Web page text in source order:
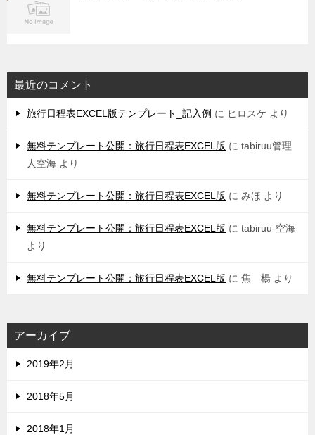
最近のコメント
旅行日程表EXCEL版テンプレート_記入例 に ヒロスケ より
無料テンプレート公開：旅行日程表EXCEL版 に tabiruu管理
人空海 より
無料テンプレート公開：旅行日程表EXCEL版 に みほ より
無料テンプレート公開：旅行日程表EXCEL版 に tabiruu-空海
より
無料テンプレート公開：旅行日程表EXCEL版 に 焦 楊 より
アーカイブ
2019年2月
2018年5月
2018年1月